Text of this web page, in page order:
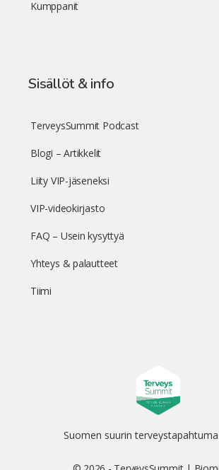
Kumppanit
Sisällöt & info
TerveysSummit Podcast
Blogi – Artikkelit
Liity VIP-jäseneksi
VIP-videokirjasto
FAQ – Usein kysyttyä
Yhteys & palautteet
Tiimi
Suomen suurin